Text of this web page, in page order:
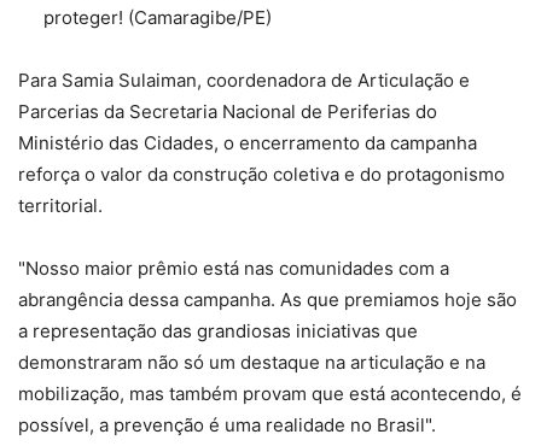
proteger! (Camaragibe/PE)
Para Samia Sulaiman, coordenadora de Articulação e
Parcerias da Secretaria Nacional de Periferias do
Ministério das Cidades, o encerramento da campanha
reforça o valor da construção coletiva e do protagonismo
territorial.
"Nosso maior prêmio está nas comunidades com a
abrangência dessa campanha. As que premiamos hoje são
a representação das grandiosas iniciativas que
demonstraram não só um destaque na articulação e na
mobilização, mas também provam que está acontecendo, é
possível, a prevenção é uma realidade no Brasil".